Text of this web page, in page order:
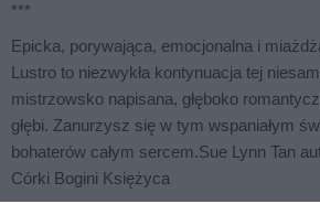
***
Epicka, porywająca, emocjonalna i
Lustro to niezwykła kontynuacja tej
mistrzowsko napisana, głęboko
głębi. Zanurzysz się w tym wspaniałym
bohaterów całym sercem.Sue Lynn Tan
Córki Bogini Księżyca